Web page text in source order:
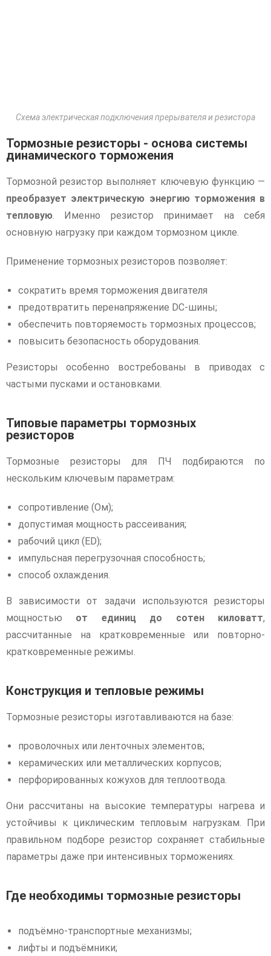
Схема электрическая подключения прерывателя и резистора
Тормозные резисторы - основа системы
динамического торможения
Тормозной резистор выполняет ключевую функцию —
преобразует электрическую энергию торможения в
тепловую . Именно резистор принимает на себя
основную нагрузку при каждом тормозном цикле.
Применение тормозных резисторов позволяет:
сократить время торможения двигателя
предотвратить перенапряжение DC-шины;
обеспечить повторяемость тормозных процессов;
повысить безопасность оборудования.
Резисторы особенно востребованы в приводах с
частыми пусками и остановками.
Типовые параметры тормозных
резисторов
Тормозные резисторы для ПЧ подбираются по
нескольким ключевым параметрам:
сопротивление (Ом);
допустимая мощность рассеивания;
рабочий цикл (ED);
импульсная перегрузочная способность;
способ охлаждения.
В зависимости от задачи используются резисторы
мощностью от единиц до сотен киловатт,
рассчитанные на кратковременные или повторно-
кратковременные режимы.
Конструкция и тепловые режимы
Тормозные резисторы изготавливаются на базе:
проволочных или ленточных элементов;
керамических или металлических корпусов;
перфорированных кожухов для теплоотвода.
Они рассчитаны на высокие температуры нагрева и
устойчивы к циклическим тепловым нагрузкам. При
правильном подборе резистор сохраняет стабильные
параметры даже при интенсивных торможениях.
Где необходимы тормозные резисторы
подъёмно-транспортные механизмы;
лифты и подъёмники;